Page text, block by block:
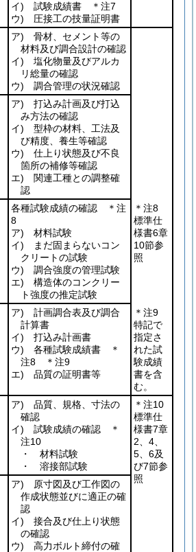
イ) 試験成績書 ＊注7
ウ) 圧接工の技量証明書
ア) 骨材、セメント等の
材料及び調合設計の確認
イ) 塩化物量及びアルカ
リ総量の確認
ウ) 調合管理の状況確認
ア) 打込み計画及び打込
み方法の確認
イ) 型枠の材料、工法及
び精度、養生等確認
ウ) 仕上り状態及び不良
箇所の補修等確認
エ) 関連工種との調整確
認
各種試験成績の確認 ＊注
8
ア) 材料試験
イ) まだ固まらないコン
クリートの試験
ウ) 調合強度の管理試験
エ) 構造体のコンクリー
ト強度の推定試験
＊注8
標準仕
様書6章
10節参
照
ア) 計画調合表及び調合
計算書
イ) 打込み計画書
ウ) 各種試験成績書 ＊
注8 ＊注9
エ) 品質の証明書等
＊注9
特記で
指定さ
れた試
験成績
書を含
む。
ア) 品質、規格、寸法の
確認
イ) 試験成績の確認 ＊
注10
・ 材料試験
・ 溶接部試験
＊注10
標準仕
様書7章
2、4、
5、6及
び7節参
照
ア) 原寸図及び工作図の
作成状態並びに適正の確
認
イ) 接合及び仕上り状態
の確認
ウ) 高力ボルト締付の確